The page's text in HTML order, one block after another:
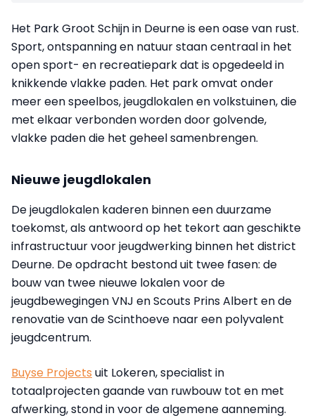
Het Park Groot Schijn in Deurne is een oase van rust.
Sport, ontspanning en natuur staan centraal in het
open sport- en recreatiepark dat is opgedeeld in
knikkende vlakke paden. Het park omvat onder
meer een speelbos, jeugdlokalen en volkstuinen, die
met elkaar verbonden worden door golvende,
vlakke paden die het geheel samenbrengen.
Nieuwe jeugdlokalen
De jeugdlokalen kaderen binnen een duurzame
toekomst, als antwoord op het tekort aan geschikte
infrastructuur voor jeugdwerking binnen het district
Deurne. De opdracht bestond uit twee fasen: de
bouw van twee nieuwe lokalen voor de
jeugdbewegingen VNJ en Scouts Prins Albert en de
renovatie van de Scinthoeve naar een polyvalent
jeugdcentrum.
Buyse Projects uit Lokeren, specialist in
totaalprojecten gaande van ruwbouw tot en met
afwerking, stond in voor de algemene aanneming.